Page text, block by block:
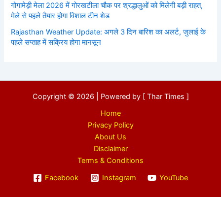
गोगामेड़ी मेला 2026 में गोरखटीला चौक पर श्रद्धालुओं को मिलेगी बड़ी राहत,
मेले से पहले तैयार होगा विशाल टीन शेड
Rajasthan Weather Update: अगले 3 दिन बारिश का अलर्ट, जुलाई के
पहले सप्ताह में सक्रिय होगा मानसून
Copyright © 2026 | Powered by [ Thar Times ]
Home
Privacy Policy
About Us
Disclaimer
Terms & Conditions
Facebook
Instagram YouTube